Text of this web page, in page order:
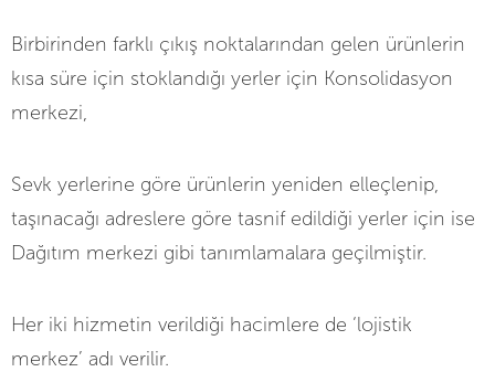
Birbirinden farklı çıkış noktalarından gelen ürünlerin
kısa süre için stoklandığı yerler için Konsolidasyon
merkezi,
Sevk yerlerine göre ürünlerin yeniden elleçlenip,
taşınacağı adreslere göre tasnif edildiği yerler için ise
Dağıtım merkezi gibi tanımlamalara geçilmiştir.
Her iki hizmetin verildiği hacimlere de ‘lojistik
merkez’ adı verilir.